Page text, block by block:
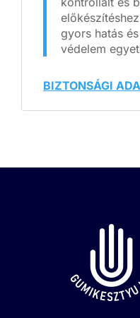
gyors hatás
védelem
BIZTONSÁGI